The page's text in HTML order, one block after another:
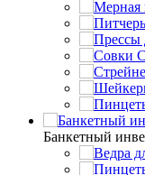
Банкетный